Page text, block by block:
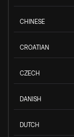
CHINESE
CROATIAN
CZECH
DANISH
DUTCH